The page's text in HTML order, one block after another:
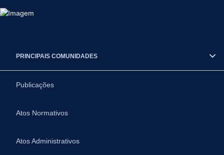
PRINCIPAIS COMUNIDADES
Publicações
Atos Normativos
Atos Administrativos